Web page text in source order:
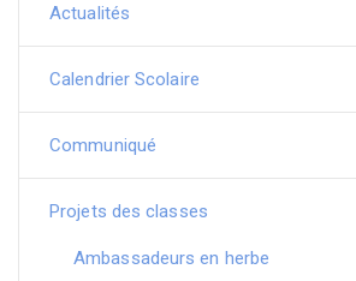
Actualités
Calendrier Scolaire
Communiqué
Projets des classes
Ambassadeurs en herbe